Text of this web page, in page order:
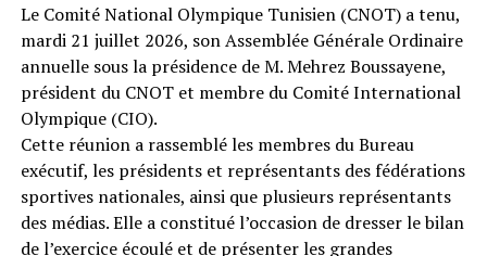
Le Comité National Olympique Tunisien (CNOT) a tenu,
mardi 21 juillet 2026, son Assemblée Générale Ordinaire
annuelle sous la présidence de M. Mehrez Boussayene,
président du CNOT et membre du Comité International
Olympique (CIO).
Cette réunion a rassemblé les membres du Bureau
exécutif, les présidents et représentants des fédérations
sportives nationales, ainsi que plusieurs représentants
des médias. Elle a constitué l’occasion de dresser le bilan
de l’exercice écoulé et de présenter les grandes